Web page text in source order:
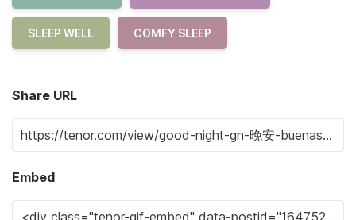
SLEEP WELL COMFY SLEEP
Share URL
Embed